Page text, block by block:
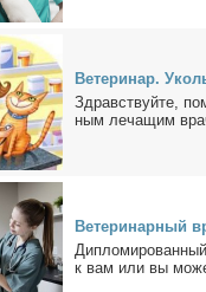
Ве­те­ри­нар.
Здрав­ствуй­те,
ным ле­ча­щим
Ве­те­ри­нар­ный
к вам или вы